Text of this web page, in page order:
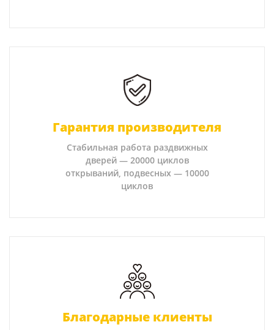
Гарантия производителя
Стабильная работа раздвижных
дверей — 20000 циклов
открываний, подвесных — 10000
циклов
Благодарные клиенты